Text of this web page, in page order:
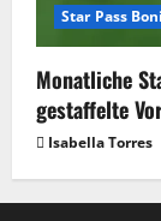
Star Pass
Monatliche
gestaffelte
Isabella Torres